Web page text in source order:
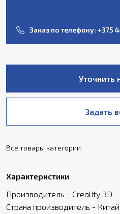
Заказ по телефону: +375
Уточнить
Задать
Все товары категории
Характеристики
Производитель - Creality 3D
Страна производитель - Китай